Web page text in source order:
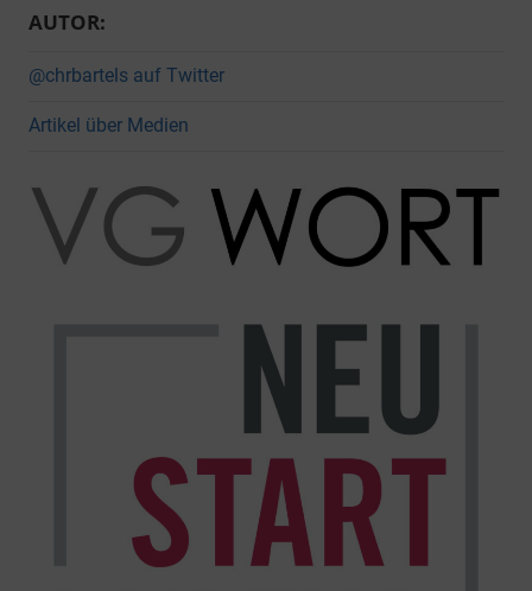
AUTOR:
@chrbartels auf Twitter
Artikel über Medien